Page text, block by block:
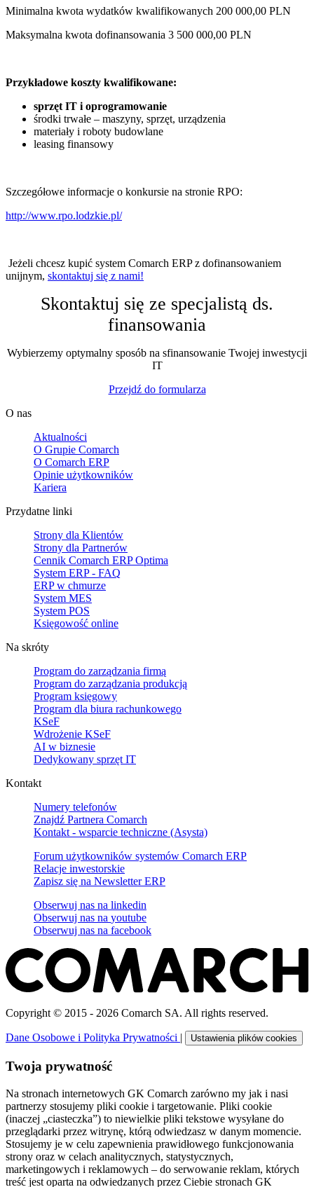
Minimalna kwota wydatków kwalifikowanych 200 000,00 PLN
Maksymalna kwota dofinansowania 3 500 000,00 PLN
Przykładowe koszty kwalifikowane:
sprzęt IT i oprogramowanie
środki trwałe – maszyny, sprzęt, urządzenia
materiały i roboty budowlane
leasing finansowy
Szczegółowe informacje o konkursie na stronie RPO:
http://www.rpo.lodzkie.pl/
Jeżeli chcesz kupić system Comarch ERP z dofinansowaniem
unijnym, skontaktuj się z nami!
Skontaktuj się ze specjalistą ds.
finansowania
Wybierzemy optymalny sposób na sfinansowanie Twojej inwestycji
IT
Przejdź do formularza
O nas
Aktualności
O Grupie Comarch
O Comarch ERP
Opinie użytkowników
Kariera
Przydatne linki
Strony dla Klientów
Strony dla Partnerów
Cennik Comarch ERP Optima
System ERP - FAQ
ERP w chmurze
System MES
System POS
Księgowość online
Na skróty
Program do zarządzania firmą
Program do zarządzania produkcją
Program księgowy
Program dla biura rachunkowego
KSeF
Wdrożenie KSeF
AI w biznesie
Dedykowany sprzęt IT
Kontakt
Numery telefonów
Znajdź Partnera Comarch
Kontakt - wsparcie techniczne (Asysta)
Forum użytkowników systemów Comarch ERP
Relacje inwestorskie
Zapisz się na Newsletter ERP
Obserwuj nas na linkedin
Obserwuj nas na youtube
Obserwuj nas na facebook
Copyright © 2015 - 2026 Comarch SA. All rights reserved.
Dane Osobowe i Polityka Prywatności | Ustawienia plików cookies
Twoja prywatność
Na stronach internetowych GK Comarch zarówno my jak i nasi
partnerzy stosujemy pliki cookie i targetowanie. Pliki cookie
(inaczej „ciasteczka”) to niewielkie pliki tekstowe wysyłane do
przeglądarki przez witrynę, którą odwiedzasz w danym momencie.
Stosujemy je w celu zapewnienia prawidłowego funkcjonowania
strony oraz w celach analitycznych, statystycznych,
marketingowych i reklamowych – do serwowanie reklam, których
treść jest oparta na odwiedzanych przez Ciebie stronach GK